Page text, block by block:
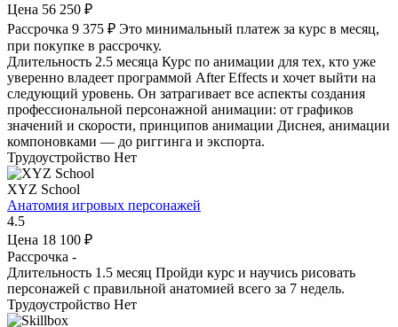
Цена 56 250 ₽
Рассрочка 9 375 ₽ Это минимальный платеж за курс в месяц,
при покупке в рассрочку.
Длительность 2.5 месяца Курс по анимации для тех, кто уже
уверенно владеет программой After Effects и хочет выйти на
следующий уровень. Он затрагивает все аспекты создания
профессиональной персонажной анимации: от графиков
значений и скорости, принципов анимации Диснея, анимации
компоновками — до риггинга и экспорта.
Трудоустройство Нет
XYZ School
Анатомия игровых персонажей
4.5
Цена 18 100 ₽
Рассрочка -
Длительность 1.5 месяц Пройди курс и научись рисовать
персонажей с правильной анатомией всего за 7 недель.
Трудоустройство Нет